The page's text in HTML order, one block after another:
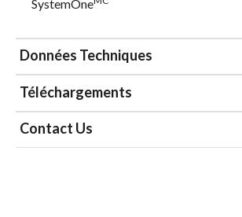
SystemOne
Données Techniques
Téléchargements
Contact Us